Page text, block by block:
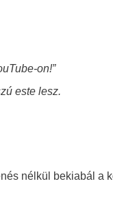
on!”
este lesz.
nélkül bekiabál a